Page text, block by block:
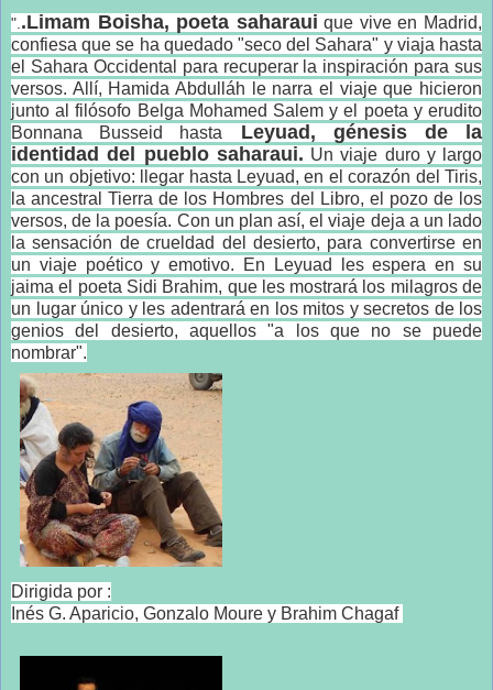
". .Limam Boisha, poeta saharaui que vive en Madrid,
confiesa que se ha quedado "seco del Sahara" y viaja hasta
el Sahara Occidental para recuperar la inspiración para sus
versos. Allí, Hamida Abdulláh le narra el viaje que hicieron
junto al filósofo Belga Mohamed Salem y el poeta y erudito
Bonnana Busseid hasta
Leyuad, génesis de la
identidad del pueblo saharaui. Un viaje duro y largo
con un objetivo: llegar hasta Leyuad, en el corazón del Tiris,
la ancestral Tierra de los Hombres del Libro, el pozo de los
versos, de la poesía. Con un plan así, el viaje deja a un lado
la sensación de crueldad del desierto, para convertirse en
un viaje poético y emotivo. En Leyuad les espera en su
jaima el poeta Sidi Brahim, que les mostrará los milagros de
un lugar único y les adentrará en los mitos y secretos de los
genios del desierto, aquellos "a los que no se puede
nombrar".
Dirigida por :
Inés G. Aparicio, Gonzalo Moure y Brahim Chagaf